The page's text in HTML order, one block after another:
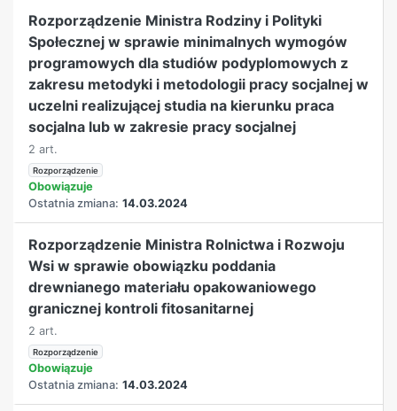
Rozporządzenie Ministra Rodziny i Polityki
Społecznej w sprawie minimalnych wymogów
programowych dla studiów podyplomowych z
zakresu metodyki i metodologii pracy socjalnej w
uczelni realizującej studia na kierunku praca
socjalna lub w zakresie pracy socjalnej
2 art.
Rozporządzenie
Obowiązuje
Ostatnia zmiana: 14.03.2024
Rozporządzenie Ministra Rolnictwa i Rozwoju
Wsi w sprawie obowiązku poddania
drewnianego materiału opakowaniowego
granicznej kontroli fitosanitarnej
2 art.
Rozporządzenie
Obowiązuje
Ostatnia zmiana: 14.03.2024